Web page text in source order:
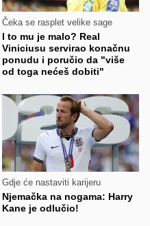
Čeka se rasplet velike sage
I to mu je malo? Real
Viniciusu servirao konačnu
ponudu i poručio da "više
od toga nećeš dobiti"
Gdje će nastaviti karijeru
Njemačka na nogama: Harry
Kane je odlučio!